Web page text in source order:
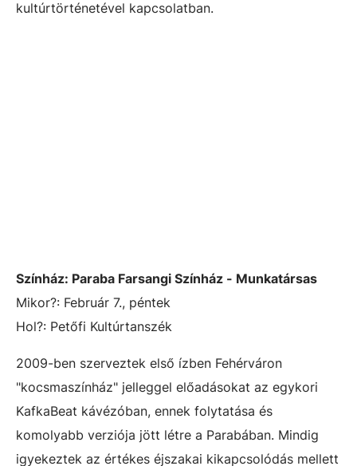
kultúrtörténetével kapcsolatban.
Színház: Paraba Farsangi Színház - Munkatársas
Mikor?: Február 7., péntek
Hol?: Petőfi Kultúrtanszék
2009-ben szerveztek első ízben Fehérváron
"kocsmaszínház" jelleggel előadásokat az egykori
KafkaBeat kávézóban, ennek folytatása és
komolyabb verziója jött létre a Parabában. Mindig
igyekeztek az értékes éjszakai kikapcsolódás mellett